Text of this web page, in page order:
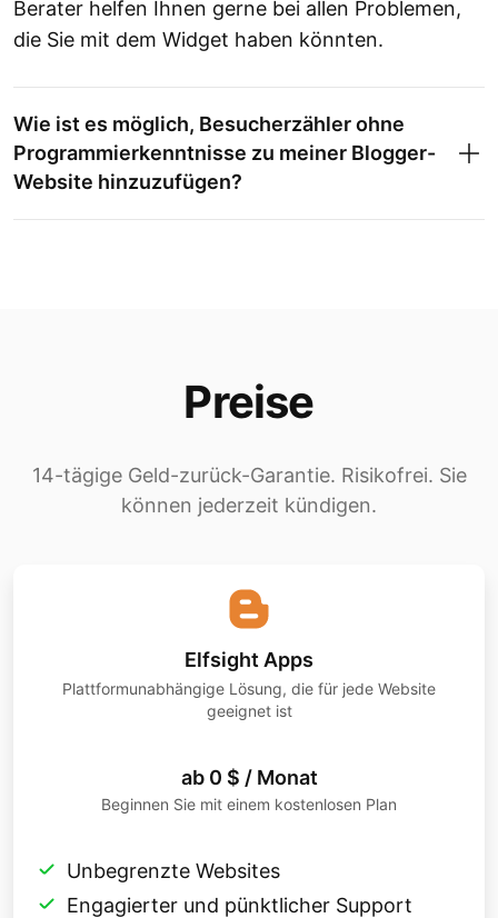
Berater helfen Ihnen gerne bei allen Problemen,
die Sie mit dem Widget haben könnten.
Wie ist es möglich, Besucherzähler ohne
Programmierkenntnisse zu meiner Blogger-
Website hinzuzufügen?
Preise
14-tägige Geld-zurück-Garantie. Risikofrei. Sie
können jederzeit kündigen.
Elfsight Apps
Plattformunabhängige Lösung, die für jede Website
geeignet ist
ab 0 $ / Monat
Beginnen Sie mit einem kostenlosen Plan
Unbegrenzte Websites
Engagierter und pünktlicher Support